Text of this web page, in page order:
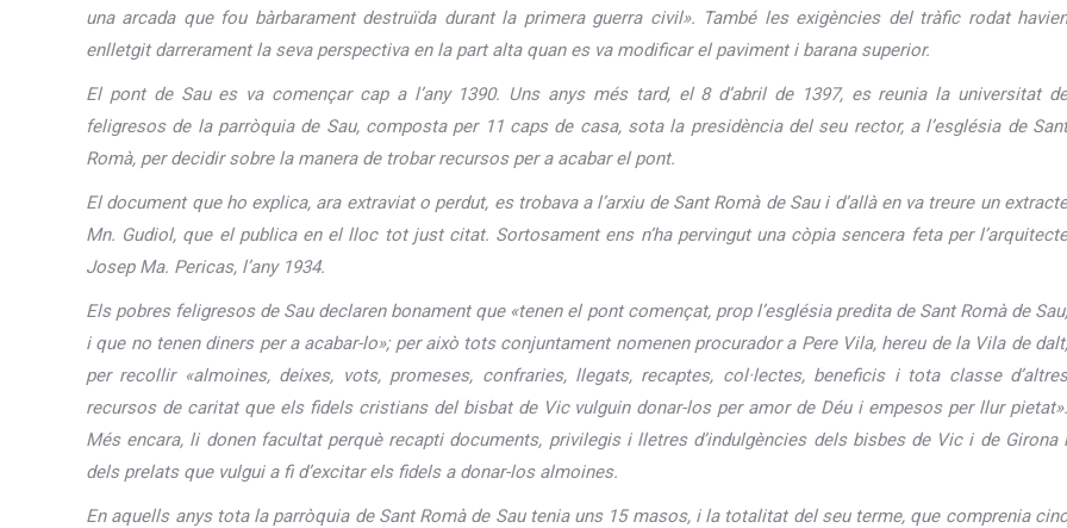
una arcada que fou bàrbarament destruïda durant la primera guerra civil». També les exigències del tràfic rodat havien
enlletgit darrerament la seva perspectiva en la part alta quan es va modificar el paviment i barana superior.
El pont de Sau es va començar cap a l’any 1390. Uns anys més tard, el 8 d’abril de 1397, es reunia la universitat de
feligresos de la parròquia de Sau, composta per 11 caps de casa, sota la presidència del seu rector, a l’església de Sant
Romà, per decidir sobre la manera de trobar recursos per a acabar el pont.
El document que ho explica, ara extraviat o perdut, es trobava a l’arxiu de Sant Romà de Sau i d’allà en va treure un extracte
Mn. Gudiol, que el publica en el lloc tot just citat. Sortosament ens n’ha pervingut una còpia sencera feta per l’arquitecte
Josep Ma. Pericas, l’any 1934.
Els pobres feligresos de Sau declaren bonament que «tenen el pont començat, prop l’església predita de Sant Romà de Sau,
i que no tenen diners per a acabar-lo»; per això tots conjuntament nomenen procurador a Pere Vila, hereu de la Vila de dalt,
per recollir «almoines, deixes, vots, promeses, confraries, llegats, recaptes, col·lectes, beneficis i tota classe d’altres
recursos de caritat que els fidels cristians del bisbat de Vic vulguin donar-los per amor de Déu i empesos per llur pietat».
Més encara, li donen facultat perquè recapti documents, privilegis i lletres d’indulgències dels bisbes de Vic i de Girona i
dels prelats que vulgui a fi d’excitar els fidels a donar-los almoines.
En aquells anys tota la parròquia de Sant Romà de Sau tenia uns 15 masos, i la totalitat del seu terme, que comprenia cinc